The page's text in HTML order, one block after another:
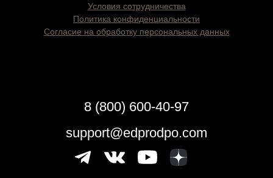
Условия сотрудничества
Политика конфиденциальности
Согласие на обработку персональных данных
8 (800) 600-40-97
support@edprodpo.com